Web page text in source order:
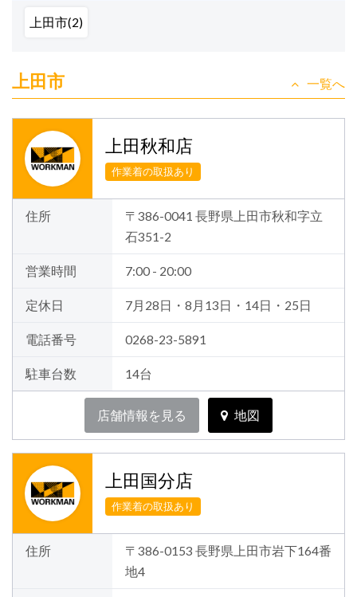
上田市(2)
上田市 一覧へ
上田秋和店
作業着の取扱あり
住所
〒386-0041 長野県上田市秋和字立
石351-2
営業時間 7:00 - 20:00
定休日 7月28日・8月13日・14日・25日
電話番号 0268-23-5891
駐車台数 14台
店舗情報を見る 地図
上田国分店
作業着の取扱あり
住所
〒386-0153 長野県上田市岩下164番
地4